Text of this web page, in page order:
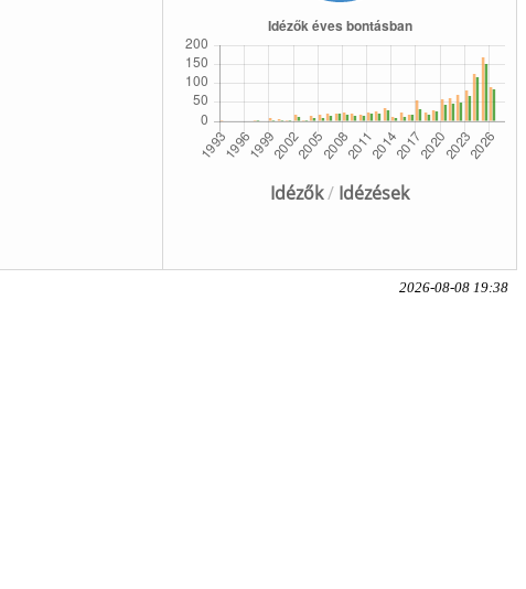
Idézők/ Idézések
2026-08-08 19:38